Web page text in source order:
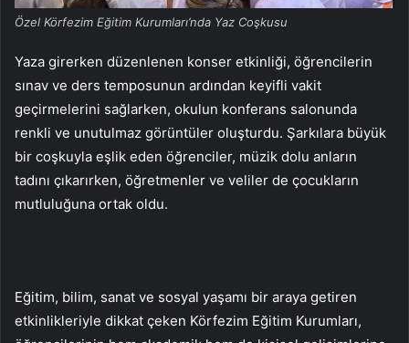
Özel Körfezim Eğitim Kurumları’nda Yaz Coşkusu
Yaza girerken düzenlenen konser etkinliği, öğrencilerin
sınav ve ders temposunun ardından keyifli vakit
geçirmelerini sağlarken, okulun konferans salonunda
renkli ve unutulmaz görüntüler oluşturdu. Şarkılara büyük
bir coşkuyla eşlik eden öğrenciler, müzik dolu anların
tadını çıkarırken, öğretmenler ve veliler de çocukların
mutluluğuna ortak oldu.
Eğitim, bilim, sanat ve sosyal yaşamı bir araya getiren
etkinlikleriyle dikkat çeken Körfezim Eğitim Kurumları,